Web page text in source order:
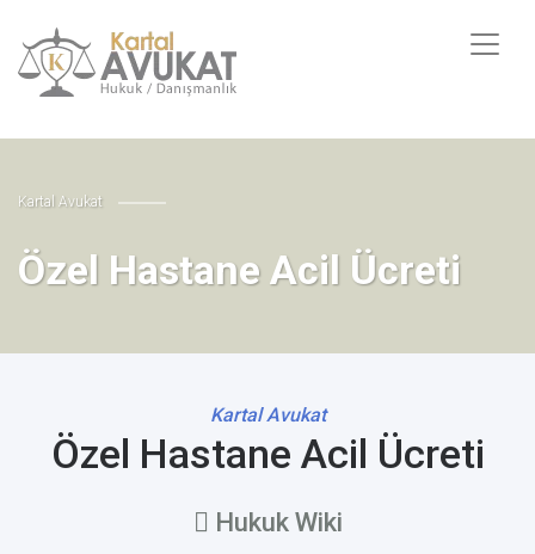
Kartal Avukat
Özel Hastane Acil Ücreti
Kartal Avukat
Özel Hastane Acil Ücreti
Hukuk Wiki